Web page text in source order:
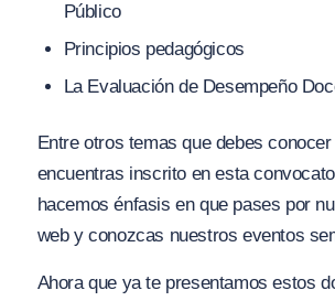
Público
Principios pedagógicos
La Evaluación de Desempeño
Entre otros temas que debes
encuentras inscrito en esta
hacemos énfasis en que pases por
web y conozcas nuestros eventos
Ahora que ya te presentamos estos